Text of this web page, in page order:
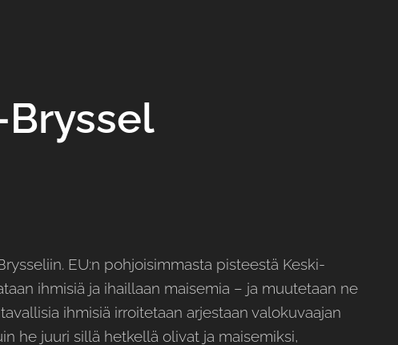
EU:n pohjoisimmasta pisteestä Keski-
ihmisiä ja ihaillaan maisemia – ja muutetaan ne
ihmisiä irroitetaan arjestaan valokuvaajan
he juuri sillä hetkellä olivat ja maisemiksi,